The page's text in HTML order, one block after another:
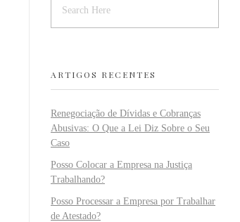
ARTIGOS RECENTES
Renegociação de Dívidas e Cobranças
Abusivas: O Que a Lei Diz Sobre o Seu
Caso
Posso Colocar a Empresa na Justiça
Trabalhando?
Posso Processar a Empresa por Trabalhar
de Atestado?